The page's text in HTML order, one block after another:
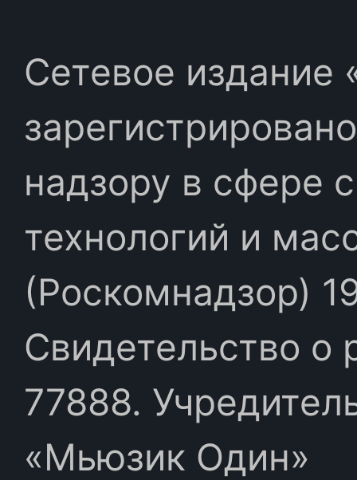
Сетевое издание
надзору в сфере
технологий и
(Роскомнадзор)
Свидетельство
77888.
«Мьюзик Один»